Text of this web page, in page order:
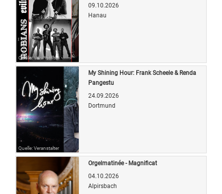
Quelle: Veranstalter
09.10.2026
Hanau
Quelle: Veranstalter
My Shining Hour: Frank Scheele & Renda
Pangestu
24.09.2026
Dortmund
Orgelmatinée - Magnificat
04.10.2026
Alpirsbach